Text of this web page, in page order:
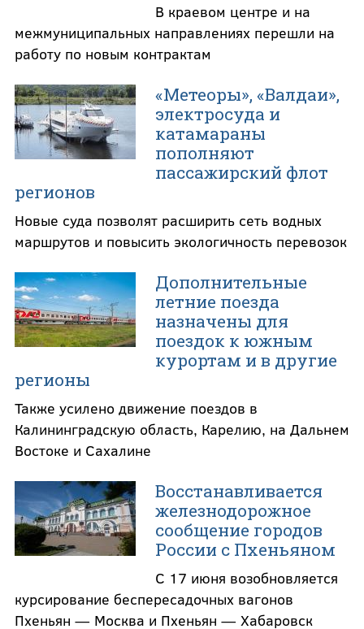
В краевом центре и на
межмуниципальных направлениях перешли на
работу по новым контрактам
«Метеоры», «Валдаи»,
электросуда и
катамараны
пополняют
пассажирский флот
регионов
Новые суда позволят расширить сеть водных
маршрутов и повысить экологичность перевозок
Дополнительные
летние поезда
назначены для
поездок к южным
курортам и в другие
регионы
Также усилено движение поездов в
Калининградскую область, Карелию, на Дальнем
Востоке и Сахалине
Восстанавливается
железнодорожное
сообщение городов
России с Пхеньяном
С 17 июня возобновляется
курсирование беспересадочных вагонов
Пхеньян — Москва и Пхеньян — Хабаровск